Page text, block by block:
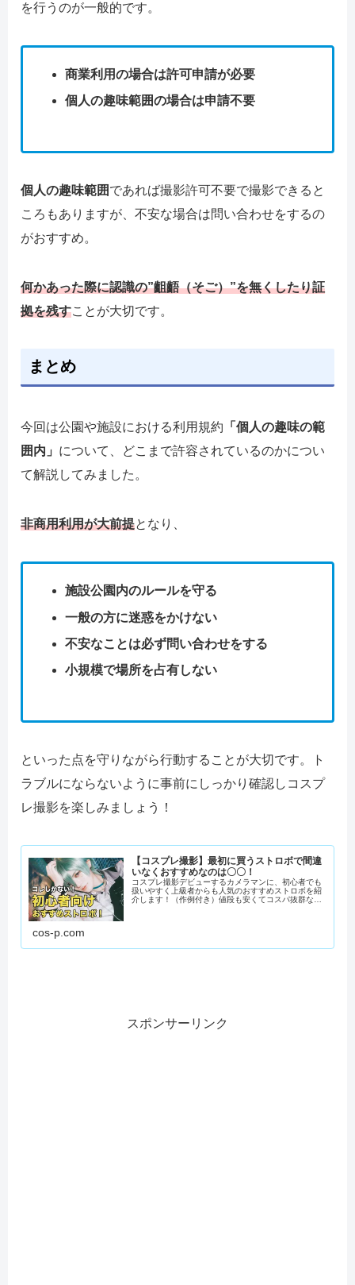
を行うのが一般的です。
商業利用の場合は許可申請が必要
個人の趣味範囲の場合は申請不要
個人の趣味範囲であれば撮影許可不要で撮影できると
ころもありますが、不安な場合は問い合わせをするの
がおすすめ。
何かあった際に認識の”齟齬（そご）”を無くしたり証
拠を残すことが大切です。
まとめ
今回は公園や施設における利用規約 「個人の趣味の範
囲内」 について、どこまで許容されているのかについ
て解説してみました。
非商用利用が大前提となり、
施設公園内のルールを守る
一般の方に迷惑をかけない
不安なことは必ず問い合わせをする
小規模で場所を占有しない
といった点を守りながら行動することが大切です。ト
ラブルにならないように事前にしっかり確認しコスプ
レ撮影を楽しみましょう！
【コスプレ撮影】最初に買うストロボで間違
いなくおすすめなのは〇〇！
コスプレ撮影デビューするカメラマンに、初心者でも
扱いやすく上級者からも人気のおすすめストロボを紹
介します！（作例付き）値段も安くてコスパ抜群なの
cos-p.com
スポンサーリンク